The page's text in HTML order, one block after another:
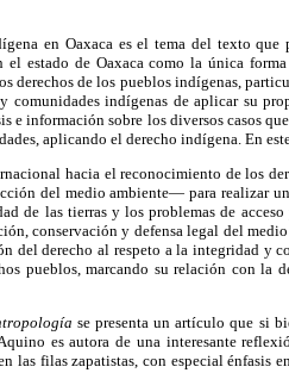
en Oaxaca es el tema del texto que
estado de Oaxaca como la única
derechos de los pueblos indígenas,
indígenas de aplicar su
e información sobre los diversos casos
aplicando el derecho indígena. En
hacia el reconocimiento de los
del medio ambiente— para realizar
de las tierras y los problemas de
conservación y defensa legal del
del derecho al respeto a la integridad y
pueblos, marcando su relación con la
se presenta un artículo que si
es autora de una interesante
filas zapatistas, con especial énfasis